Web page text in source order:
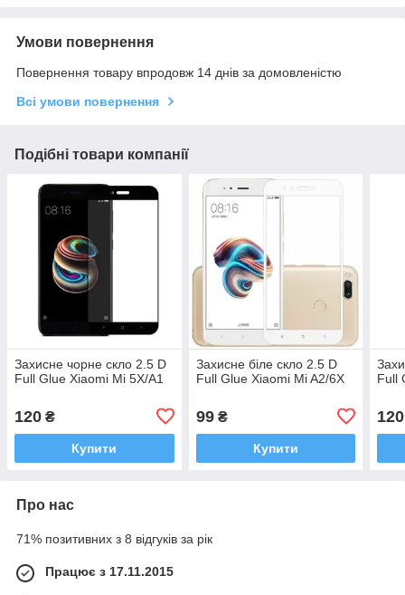
Умови повернення
Повернення товару впродовж 14 днів за домовленістю
Всі умови повернення
Подібні товари компанії
Захисне чорне скло 2.5 D
Full Glue Xiaomi Mi 5X/A1
120 ₴
Купити
Захисне біле скло 2.5 D
Full Glue Xiaomi Mi A2/6X
99₴
Купити
Full
120
Про нас
71% позитивних з 8 відгуків за рік
Працює з 17.11.2015